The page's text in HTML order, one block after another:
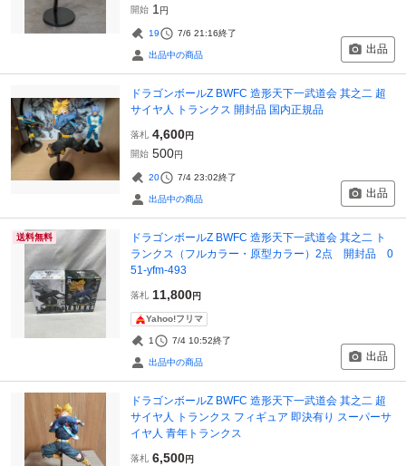
開始 1 円
19 7/6 21:16終了
出品中の商品 出品
ドラゴンボールZ BWFC 造形天下一武道会 其之二 超
サイヤ人 トランクス 開封品 国内正規品
落札 4,600円
開始 500円
20 7/4 23:02終了
出品中の商品 出品
送料無料
ドラゴンボールZ BWFC 造形天下一武道会 其之二 ト
ランクス（フルカラー・原型カラー）2点 開封品 0
51-yfm-493
落札 11,800円
Yahoo!フリマ
1 7/4 10:52終了
出品中の商品 出品
ドラゴンボールZ BWFC 造形天下一武道会 其之二 超
サイヤ人 トランクス フィギュア 即決有り スーパーサ
イヤ人 青年トランクス
落札 6,500円